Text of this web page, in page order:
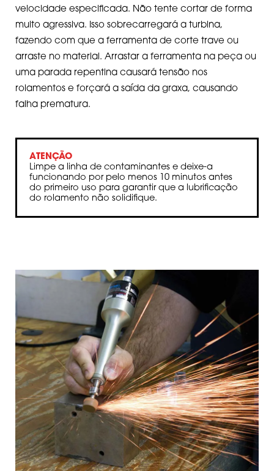
velocidade especificada. Não tente cortar de forma
muito agressiva. Isso sobrecarregará a turbina,
fazendo com que a ferramenta de corte trave ou
arraste no material. Arrastar a ferramenta na peça ou
uma parada repentina causará tensão nos
rolamentos e forçará a saída da graxa, causando
falha prematura.
ATENÇÃO
Limpe a linha de contaminantes e deixe-a
funcionando por pelo menos 10 minutos antes
do primeiro uso para garantir que a lubrificação
do rolamento não solidifique.